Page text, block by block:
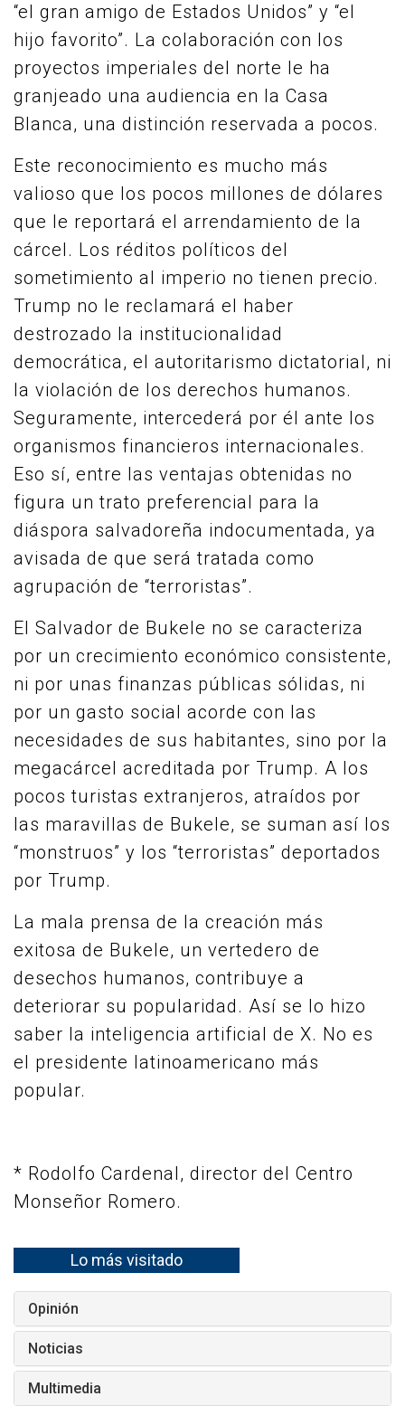
“el gran amigo de Estados Unidos” y “el
hijo favorito”. La colaboración con los
proyectos imperiales del norte le ha
granjeado una audiencia en la Casa
Blanca, una distinción reservada a pocos.
Este reconocimiento es mucho más
valioso que los pocos millones de dólares
que le reportará el arrendamiento de la
cárcel. Los réditos políticos del
sometimiento al imperio no tienen precio.
Trump no le reclamará el haber
destrozado la institucionalidad
democrática, el autoritarismo dictatorial, ni
la violación de los derechos humanos.
Seguramente, intercederá por él ante los
organismos financieros internacionales.
Eso sí, entre las ventajas obtenidas no
figura un trato preferencial para la
diáspora salvadoreña indocumentada, ya
avisada de que será tratada como
agrupación de “terroristas”.
El Salvador de Bukele no se caracteriza
por un crecimiento económico consistente,
ni por unas finanzas públicas sólidas, ni
por un gasto social acorde con las
necesidades de sus habitantes, sino por la
megacárcel acreditada por Trump. A los
pocos turistas extranjeros, atraídos por
las maravillas de Bukele, se suman así los
“monstruos” y los “terroristas” deportados
por Trump.
La mala prensa de la creación más
exitosa de Bukele, un vertedero de
desechos humanos, contribuye a
deteriorar su popularidad. Así se lo hizo
saber la inteligencia artificial de X. No es
el presidente latinoamericano más
popular.
* Rodolfo Cardenal, director del Centro
Monseñor Romero.
Lo más visitado
Opinión
Noticias
Multimedia